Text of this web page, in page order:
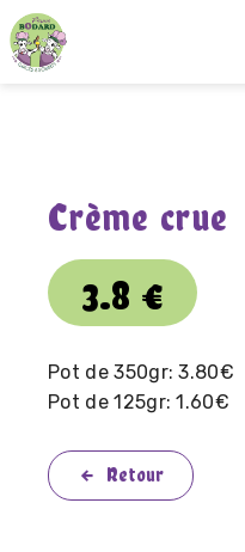
Crème crue
3.8 €
Pot de 350gr: 3.80€
Pot de 125gr: 1.60€
Retour
Panneau de gestion des cookies